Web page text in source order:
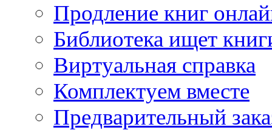
Продление книг
Библиотека ищет
Виртуальная справка
Комплектуем вместе
Предварительный